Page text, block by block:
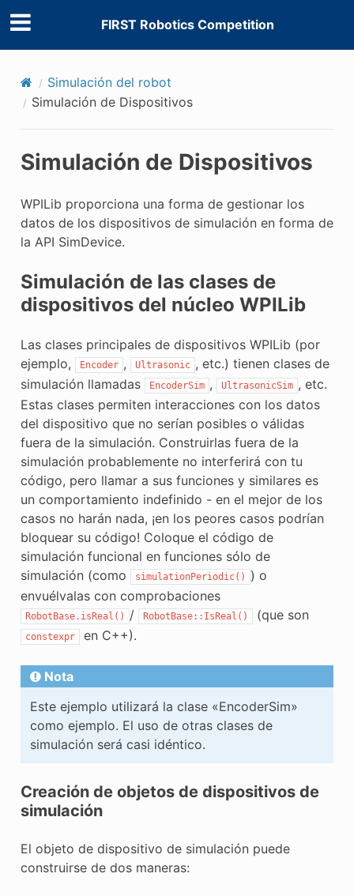
FIRST Robotics Competition
Simulación del robot
Simulación de Dispositivos
Simulación de Dispositivos
WPILib proporciona una forma de gestionar los
datos de los dispositivos de simulación en forma de
la API SimDevice.
Simulación de las clases de
dispositivos del núcleo WPILib
Las clases principales de dispositivos WPILib (por
ejemplo,
Encoder , Ultrasonic , etc.) tienen clases de
simulación llamadas
EncoderSim , UltrasonicSim , etc.
Estas clases permiten interacciones con los datos
del dispositivo que no serían posibles o válidas
fuera de la simulación. Construirlas fuera de la
simulación probablemente no interferirá con tu
código, pero llamar a sus funciones y similares es
un comportamiento indefinido - en el mejor de los
casos no harán nada, ¡en los peores casos podrían
bloquear su código! Coloque el código de
simulación funcional en funciones sólo de
simulación (como
simulationPeriodic()
) o
envuélvalas con comprobaciones
RobotBase.isReal() / RobotBase::IsReal() (que son
constexpr en C++).
Nota
Este ejemplo utilizará la clase «EncoderSim»
como ejemplo. El uso de otras clases de
simulación será casi idéntico.
Creación de objetos de dispositivos de
simulación
El objeto de dispositivo de simulación puede
construirse de dos maneras: